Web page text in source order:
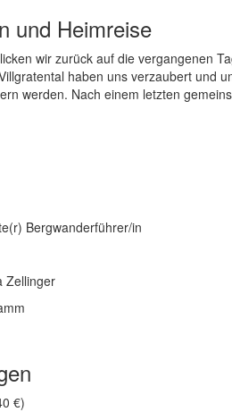
und Heimreise
wir zurück auf die vergangenen
haben uns verzaubert und
werden. Nach einem letzten
Bergwanderführer/in
Zellinger
€)